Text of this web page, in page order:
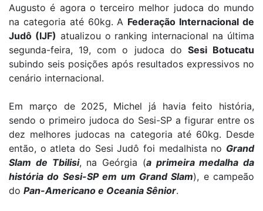
Augusto é agora o terceiro melhor judoca do mundo
na categoria até 60kg. A Federação Internacional de
Judô (IJF) atualizou o ranking internacional na última
segunda-feira, 19, com o judoca do Sesi Botucatu
subindo seis posições após resultados expressivos no
cenário internacional.
Em março de 2025, Michel já havia feito história,
sendo o primeiro judoca do Sesi-SP a figurar entre os
dez melhores judocas na categoria até 60kg. Desde
então, o atleta do Sesi Judô foi medalhista no Grand
Slam de Tbilisi, na Geórgia (a primeira medalha da
história do Sesi-SP em um Grand Slam), e campeão
do Pan-Americano e Oceania Sênior.